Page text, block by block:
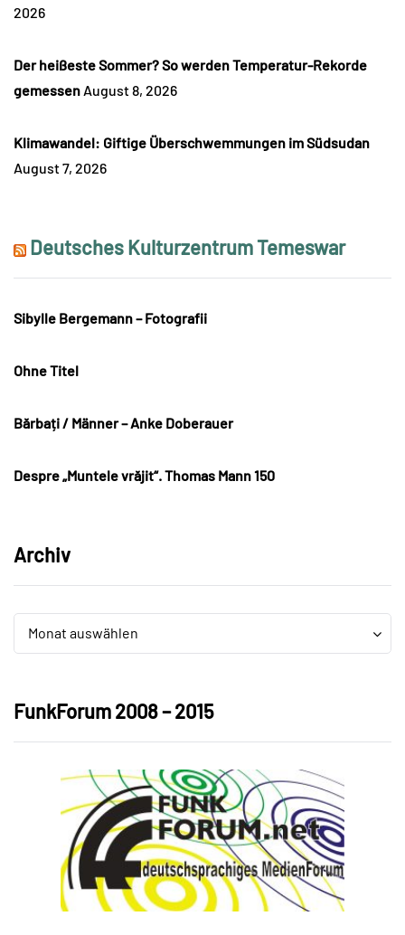
2026
Der heißeste Sommer? So werden Temperatur-Rekorde
gemessen August 8, 2026
Klimawandel: Giftige Überschwemmungen im Südsudan
August 7, 2026
Deutsches Kulturzentrum Temeswar
Sibylle Bergemann – Fotografii
Ohne Titel
Bărbați / Männer – Anke Doberauer
Despre „Muntele vrăjit“. Thomas Mann 150
Archiv
Archiv
Monat auswählen
Archiv
FunkForum 2008 – 2015